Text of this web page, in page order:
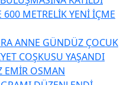
600 METRELİK YENİ İÇME
ANNE GÜNDÜZ ÇOCUK
COŞKUSU YAŞANDI
EMİR OSMAN